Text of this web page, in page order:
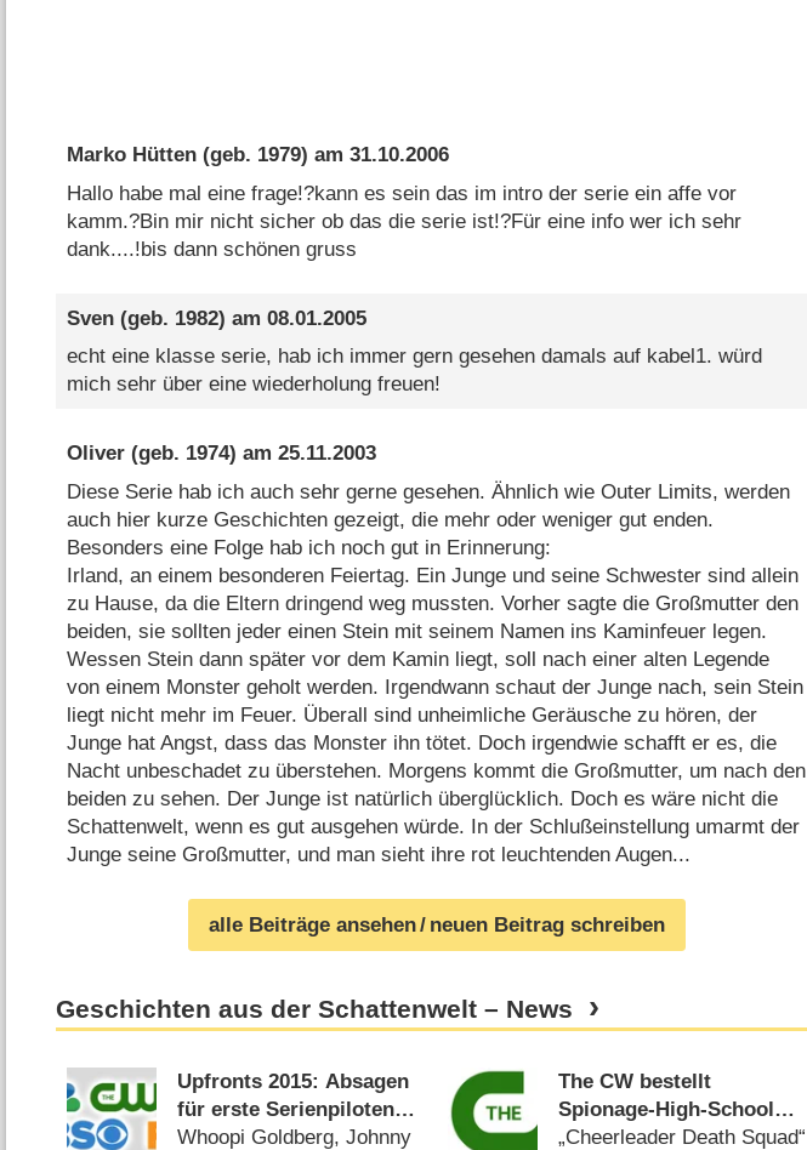
Marko Hütten(geb. 1979) am 31.10.2006
Hallo habe mal eine frage!?kann es sein das im intro der serie ein affe vor
kamm.?Bin mir nicht sicher ob das die serie ist!?Für eine info wer ich sehr
dank....!bis dann schönen gruss
Sven(geb. 1982) am 08.01.2005
echt eine klasse serie, hab ich immer gern gesehen damals auf kabel1. würd
mich sehr über eine wiederholung freuen!
Oliver(geb. 1974) am 25.11.2003
Diese Serie hab ich auch sehr gerne gesehen. Ähnlich wie Outer Limits, werden
auch hier kurze Geschichten gezeigt, die mehr oder weniger gut enden.
Besonders eine Folge hab ich noch gut in Erinnerung:
Irland, an einem besonderen Feiertag. Ein Junge und seine Schwester sind allein
zu Hause, da die Eltern dringend weg mussten. Vorher sagte die Großmutter den
beiden, sie sollten jeder einen Stein mit seinem Namen ins Kaminfeuer legen.
Wessen Stein dann später vor dem Kamin liegt, soll nach einer alten Legende
von einem Monster geholt werden. Irgendwann schaut der Junge nach, sein Stein
liegt nicht mehr im Feuer. Überall sind unheimliche Geräusche zu hören, der
Junge hat Angst, dass das Monster ihn tötet. Doch irgendwie schafft er es, die
Nacht unbeschadet zu überstehen. Morgens kommt die Großmutter, um nach den
beiden zu sehen. Der Junge ist natürlich überglücklich. Doch es wäre nicht die
Schattenwelt, wenn es gut ausgehen würde. In der Schlußeinstellung umarmt der
Junge seine Großmutter, und man sieht ihre rot leuchtenden Augen...
alle Beiträge ansehen/ neuen Beitrag schreiben
Geschichten aus der Schattenwelt – News
Upfronts 2015: Absagen
für erste Serienpiloten
bei ABC und The CW
Whoopi Goldberg, Johnny
The CW bestellt
Spionage-High-School
Serie von Marc Cherry
„Cheerleader Death Squad“